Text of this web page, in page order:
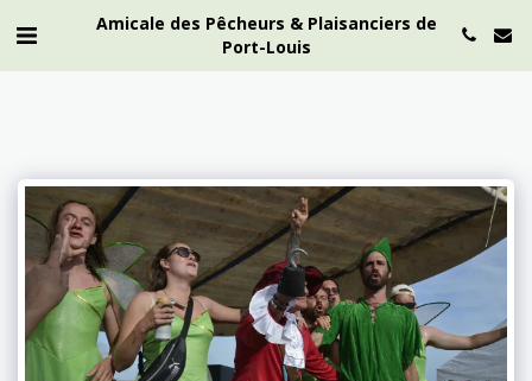
Amicale des Pêcheurs & Plaisanciers de
Port-Louis